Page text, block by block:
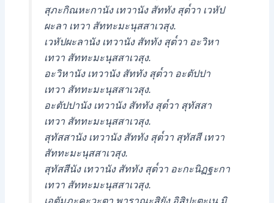
สุภะกิณหะกานัง เทวานัง สัททัง สุต๎วา เวหัป
ผะลา เทวา สัททะมะนุสสาเวสุง.
เวหัปผะลานัง เทวานัง สัททัง สุต๎วา อะวิหา
เทวา สัททะมะนุสสาเวสุง.
อะวิหานัง เทวานัง สัททัง สุต๎วา อะตัปปา
เทวา สัททะมะนุสสาเวสุง.
อะตัปปานัง เทวานัง สัททัง สุต๎วา สุทัสสา
เทวา สัททะมะนุสสาเวสุง.
สุทัสสานัง เทวานัง สัททัง สุต๎วา สุทัสสี เทวา
สัททะมะนุสสาเวสุง.
สุทัสสีนัง เทวานัง สัททัง สุต๎วา อะกะนิฏฐะกา
เทวา สัททะมะนุสสาเวสุง.
เอตัมภะคะวะตา พาราณะสิยัง อิสิปะตะเน มิ